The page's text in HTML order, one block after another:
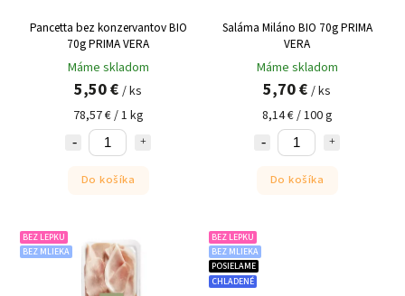
Pancetta bez konzervantov BIO
70g PRIMA VERA
Máme skladom
5,50 € / ks
78,57 € / 1 kg
Do košíka
Saláma Miláno BIO 70g PRIMA
VERA
Máme skladom
5,70 € / ks
8,14 € / 100 g
Do košíka
BEZ LEPKU
BEZ MLIEKA
BEZ LEPKU
BEZ MLIEKA
POSIELAME
CHLADENÉ